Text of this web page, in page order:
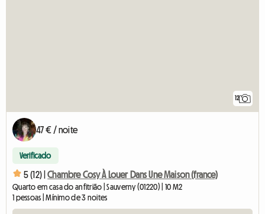
12
47 € / noite
Verificado
5 (12) | Chambre Cosy À Louer Dans Une Maison (france)
Quarto em casa do anfitrião | Sauverny (01220) | 10 M2
1 pessoas | Mínimo de 3 noites